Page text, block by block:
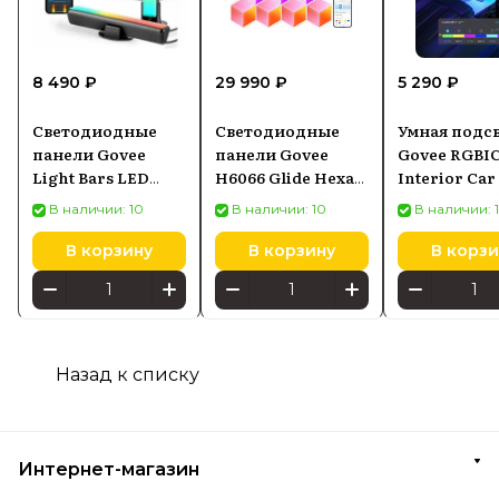
8 490 ₽
Светодиодные
панели Govee
Light Bars LED
RGBICWW H6056
В наличии: 10
В корзину
29 990 ₽
Светодиодные
панели Govee
H6066 Glide Hexa
ProВ наличии: 10
В корзину
5 290 ₽
Умная
Govee
Interior Car
для авто
В наличии:
В
Назад к списку
Интернет-магазин